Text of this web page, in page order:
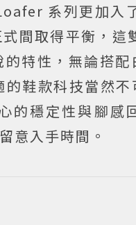
系列更加入
間取得平衡，
特性，無論搭
鞋款科技當然不
的穩定性與腳感
意入手時間。